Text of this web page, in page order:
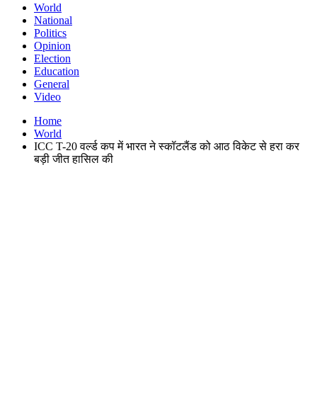
World
National
Politics
Opinion
Election
Education
General
Video
Home
World
ICC T-20 वर्ल्ड कप में भारत ने स्कॉटलैंड को आठ विकेट से हरा कर
बड़ी जीत हासिल की